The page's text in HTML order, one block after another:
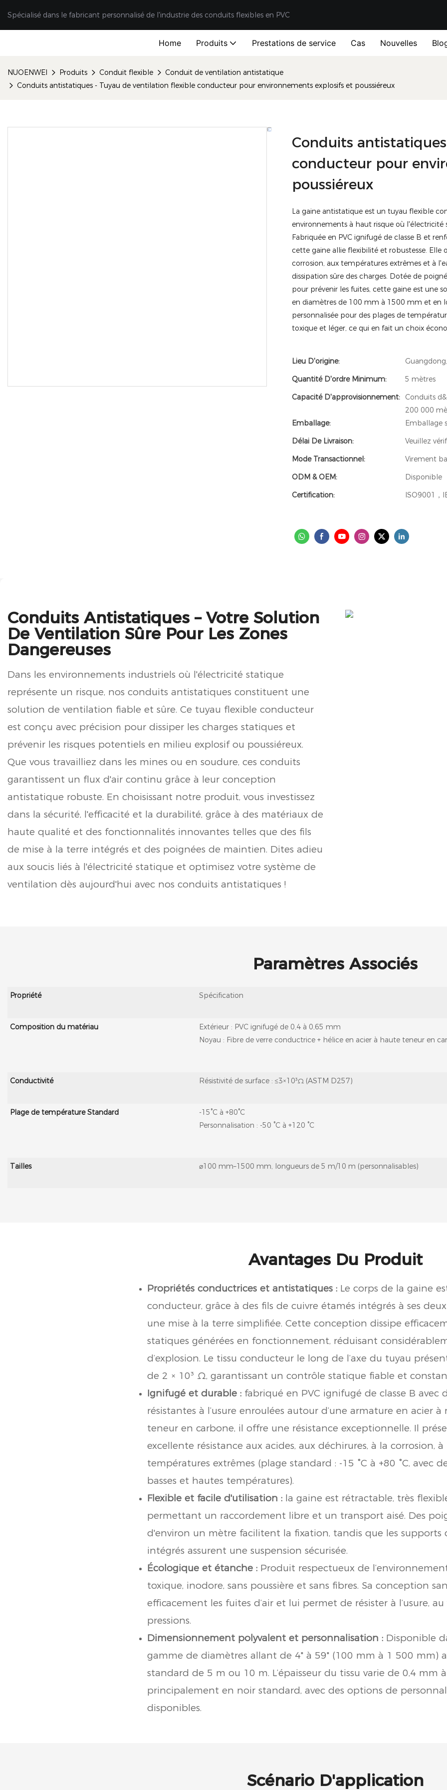
Spécialisé dans le fabricant personnalisé de l'industrie des conduits flexibles en PVC
Home Produits Prestations de service Cas Nouvelles
NUOENWEI Produits Conduit flexible
Conduit de ventilation antistatique
Conduits antistatiques - Tuyau de ventilation flexible conducteur pour environnements explosifs et poussiéreux
Conduits
conducteur pour
poussiéreux
La gaine antistatique est un tuyau flexible
environnements à haut risque où l'électricité
Fabriquée en PVC ignifugé de classe B et
cette gaine allie flexibilité et robustesse. Elle
corrosion, aux températures extrêmes et à
dissipation sûre des charges. Dotée de
pour prévenir les fuites, cette gaine est une
en diamètres de 100 mm à 1500 mm et en
personnalisée pour des plages de
toxique et léger, ce qui en fait un choix
Lieu D'origine:
Quantité D'ordre Minimum:
5 mètres
Capacité D'approvisionnement:
Conduits
200 000
Emballage:
Emballage
Délai De Livraison:
Veuillez
Mode Transactionnel:
Virement
ODM & OEM:
Disponible
Certification:
ISO9001，
Conduits Antistatiques – Votre Solution
De Ventilation Sûre Pour Les Zones
Dangereuses
Dans les environnements industriels où l'électricité statique
représente un risque, nos conduits antistatiques constituent une
solution de ventilation fiable et sûre. Ce tuyau flexible conducteur
est conçu avec précision pour dissiper les charges statiques et
prévenir les risques potentiels en milieu explosif ou poussiéreux.
Que vous travailliez dans les mines ou en soudure, ces conduits
garantissent un flux d'air continu grâce à leur conception
antistatique robuste. En choisissant notre produit, vous investissez
dans la sécurité, l'efficacité et la durabilité, grâce à des matériaux de
haute qualité et des fonctionnalités innovantes telles que des fils
de mise à la terre intégrés et des poignées de maintien. Dites adieu
aux soucis liés à l'électricité statique et optimisez votre système de
ventilation dès aujourd'hui avec nos conduits antistatiques !
Paramètres Associés
Propriété Spécification
Composition du matériau
Extérieur : PVC ignifugé de 0,4 à 0,65 mm
Noyau : Fibre de verre conductrice + hélice en acier à haute teneur en
Conductivité Résistivité de surface : ≤3×10³Ω (ASTM D257)
Plage de température Standard
-15°C à +80°C
Personnalisation : -50 °C à +120 °C
Tailles ⌀100 mm–1500 mm, longueurs de 5 m/10 m (personnalisables)
Avantages Du Produit
Propriétés conductrices et antistatiques :Le corps de la gaine
conducteur, grâce à des fils de cuivre étamés intégrés à ses
une mise à la terre simplifiée. Cette conception dissipe
statiques générées en fonctionnement, réduisant
d’explosion. Le tissu conducteur le long de l’axe du tuyau
de 2 × 10³ Ω, garantissant un contrôle statique fiable et
Ignifugé et durable :fabriqué en PVC ignifugé de classe B avec
résistantes à l’usure enroulées autour d’une armature en acier à
teneur en carbone, il offre une résistance exceptionnelle. Il
excellente résistance aux acides, aux déchirures, à la corrosion, à
températures extrêmes (plage standard : -15 °C à +80 °C, avec
basses et hautes températures).
Flexible et facile d'utilisation :la gaine est rétractable, très
permettant un raccordement libre et un transport aisé. Des
d'environ un mètre facilitent la fixation, tandis que les supports
intégrés assurent une suspension sécurisée.
Écologique et étanche :Produit respectueux de
toxique, inodore, sans poussière et sans fibres. Sa conception
efficacement les fuites d’air et lui permet de résister à l’usure,
pressions.
Dimensionnement polyvalent et personnalisation :Disponible
gamme de diamètres allant de 4" à 59" (100 mm à 1 500 mm)
standard de 5 m ou 10 m. L’épaisseur du tissu varie de 0,4 mm
principalement en noir standard, avec des options de
disponibles.
Scénario D'application